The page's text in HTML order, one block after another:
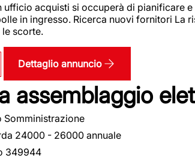
ufficio acquisti si occuperà di pianificare
in ingresso. Ricerca nuovi fornitori
scorte.
Dettaglio annuncio
assemblaggio
Somministrazione
24000 - 26000 annuale
349944